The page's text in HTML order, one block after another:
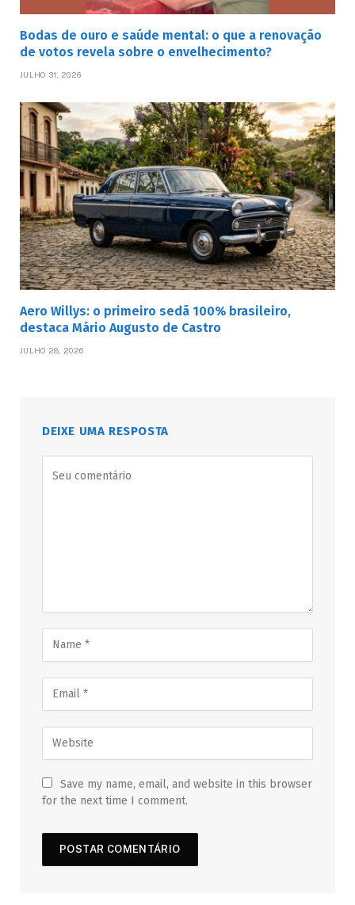
Bodas de ouro e saúde mental: o que a renovação
de votos revela sobre o envelhecimento?
JULHO 31, 2026
Aero Willys: o primeiro sedã 100% brasileiro,
destaca Mário Augusto de Castro
JULHO 28, 2026
DEIXE UMA RESPOSTA
Save my name, email, and website in this browser
for the next time I comment.